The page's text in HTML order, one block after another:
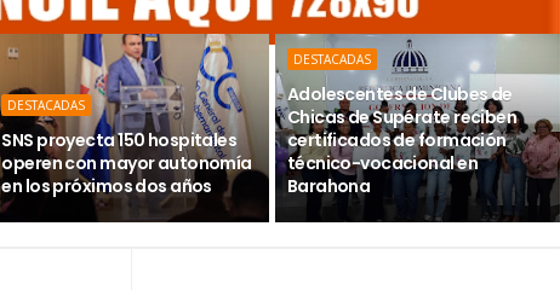
DESTACADAS
SNS proyecta 150 hospitales
operen con mayor autonomía
en los próximos dos años
DESTACADAS
Adolescentes de Clubes de
Chicas de Supérate reciben
certificados de formación
técnico-vocacional en
Barahona